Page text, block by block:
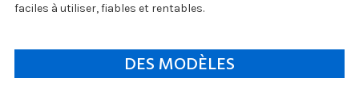
faciles à utiliser, fiables et rentables.
DES MODÈLES